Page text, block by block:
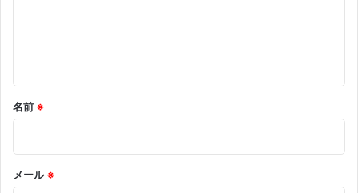
名前 ※
メール※